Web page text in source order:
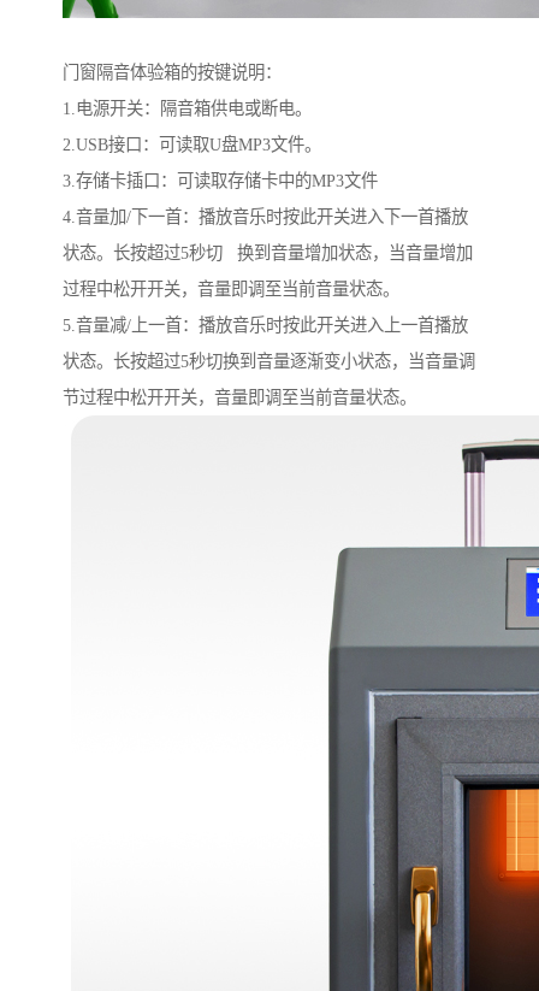
门窗隔音体验箱的按键说明：
1.电源开关：隔音箱供电或断电。
2.USB接口：可读取U盘MP3文件。
3.存储卡插口：可读取存储卡中的MP3文件
4.音量加/下一首：播放音乐时按此开关进入下一首播放
状态。长按超过5秒切 换到音量增加状态，当音量增加
过程中松开开关，音量即调至当前音量状态。
5.音量减/上一首：播放音乐时按此开关进入上一首播放
状态。长按超过5秒切换到音量逐渐变小状态，当音量调
节过程中松开开关，音量即调至当前音量状态。